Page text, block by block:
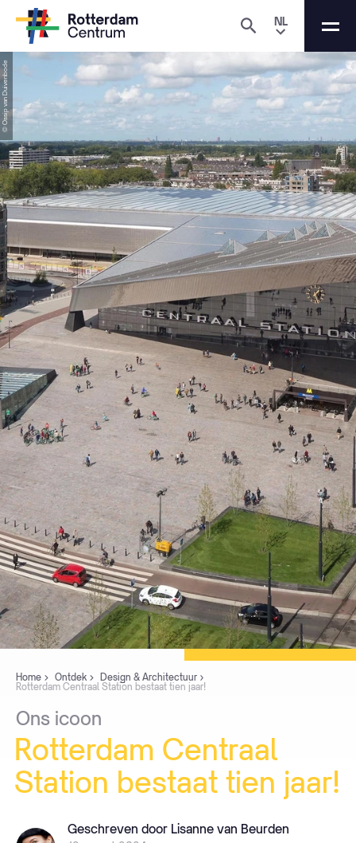
NL
Home Ontdek
Design & Architectuur
Rotterdam Centraal Station bestaat tien jaar!
Ons icoon
Rotterdam Centraal
Station bestaat tien jaar!
© Ossip van Duivenbode
Geschreven door Lisanne van Beurden